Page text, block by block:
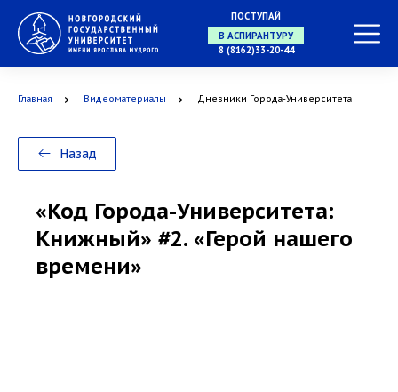
ПОСТУПАЙ
8 (8162)33-20-44
Главная Видеоматериалы Дневники Города-Университета
Назад
«Код Города-Университета:
Книжный» #2. «Герой нашего
времени»